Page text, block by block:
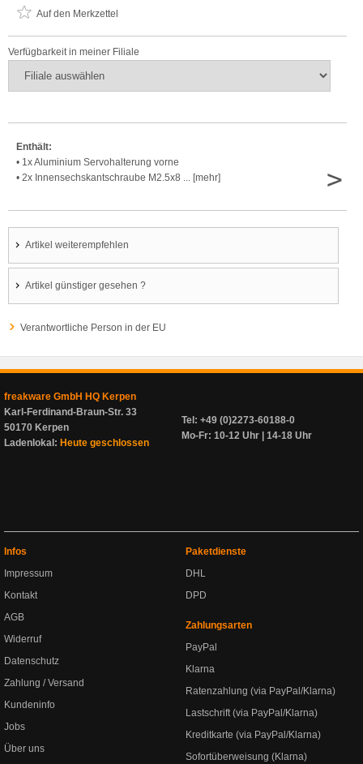
Auf den Merkzettel
Verfügbarkeit in meiner Filiale
Enthält:
• 1x Aluminium Servohalterung vorne
• 2x Innensechskantschraube M2.5x8 ... [mehr]
>
Artikel weiterempfehlen
Artikel günstiger gesehen ?
Verantwortliche Person in der EU
freakware GmbH HQ Kerpen
Karl-Ferdinand-Braun-Str. 33
50170 Kerpen
Ladenlokal: Heute geschlossen
Tel: +49 (0)2273-60188-0
Mo-Fr: 10-12 Uhr | 14-18 Uhr
Infos
Impressum
Kontakt
AGB
Widerruf
Datenschutz
Zahlung / Versand
Kundeninfo
Jobs
Über uns
Paketdienste
DHL
DPD
Zahlungsarten
PayPal
Klarna
Ratenzahlung (via PayPal/Klarna)
Lastschrift (via PayPal/Klarna)
Kreditkarte (via PayPal/Klarna)
Sofortüberweisung (Klarna)